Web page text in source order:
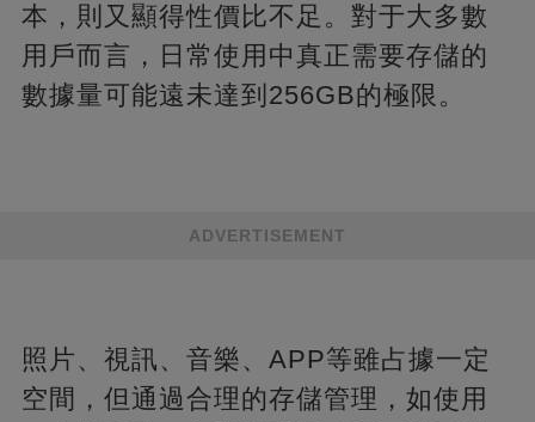
本，則又顯得性價比不足。對于大多數
用戶而言，日常使用中真正需要存儲的
數據量可能遠未達到256GB的極限。
ADVERTISEMENT
照片、視訊、音樂、APP等雖占據一定
空間，但通過合理的存儲管理，如使用